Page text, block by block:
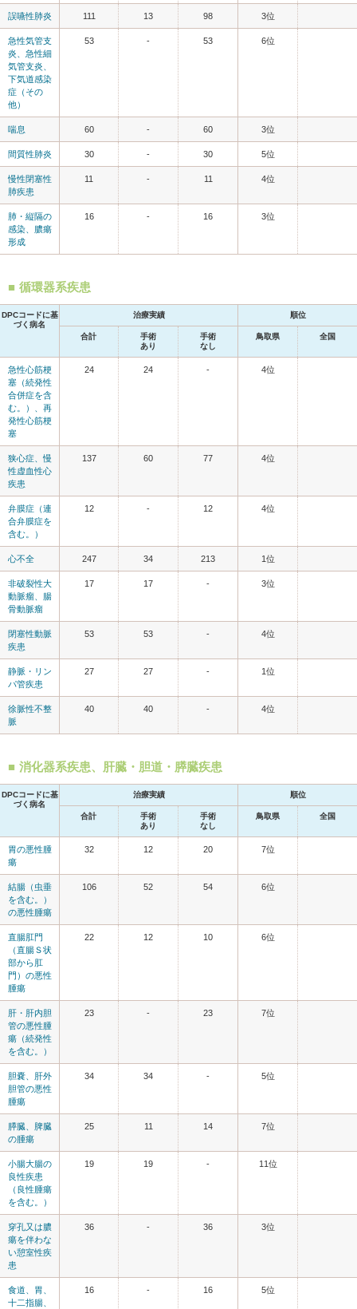
誤嚥性肺炎 111 13 98 3位
急性気管支
炎、急性細
気管支炎、
下気道感染
症（その
他）
53 - 53 6位
喘息 60 - 60 3位
間質性肺炎 30 - 30 5位
慢性閉塞性
肺疾患
11 - 11 4位
肺・縦隔の
感染、膿瘍
形成
16 - 16 3位
循環器系疾患
DPCコードに基
づく病名
治療実績 順位
合計
手術
あり
手術
なし
鳥取県 全国
急性心筋梗
塞（続発性
合併症を含
む。）、再
発性心筋梗
塞
24 24 - 4位
狭心症、慢
性虚血性心
疾患
137 60 77 4位
弁膜症（連
合弁膜症を
含む。）
12 - 12 4位
心不全 247 34 213 1位
非破裂性大
動脈瘤、腸
骨動脈瘤
17 17 - 3位
閉塞性動脈
疾患
53 53 - 4位
静脈・リン
パ管疾患
27 27 - 1位
徐脈性不整
脈
40 40 - 4位
消化器系疾患、肝臓・胆道・膵臓疾患
DPCコードに基
づく病名
治療実績 順位
合計
手術
あり
手術
なし
鳥取県 全国
胃の悪性腫
瘍
32 12 20 7位
結腸（虫垂
を含む。）
の悪性腫瘍
106 52 54 6位
直腸肛門
（直腸Ｓ状
部から肛
門）の悪性
腫瘍
22 12 10 6位
肝・肝内胆
管の悪性腫
瘍（続発性
を含む。）
23 - 23 7位
胆嚢、肝外
胆管の悪性
腫瘍
34 34 - 5位
膵臓、脾臓
の腫瘍
25 11 14 7位
小腸大腸の
良性疾患
（良性腫瘍
を含む。）
19 19 - 11位
穿孔又は膿
瘍を伴わな
い憩室性疾
患
36 - 36 3位
食道、胃、
十二指腸、
16 - 16 5位